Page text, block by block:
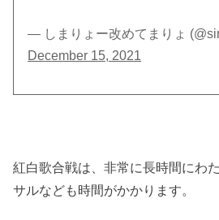
— しまりょー改めてまりょ
December 15, 2021
紅白歌合戦は、非常に長時間にわ
サルなども時間がかかります。